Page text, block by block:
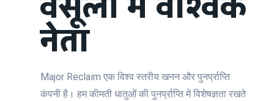
नेता
Major Reclaim एक विश्व स्तरीय खनन और पुनर्प्राप्ति
कंपनी है। हम कीमती धातुओं की पुनर्प्राप्ति में विशेषज्ञता रखते